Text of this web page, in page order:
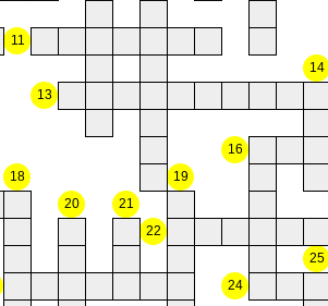
11
14
13
16
18
19
20
21
22
25
24